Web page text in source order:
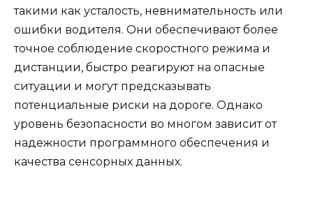
такими как усталость, невнимательность или
ошибки водителя. Они обеспечивают более
точное соблюдение скоростного режима и
дистанции, быстро реагируют на опасные
ситуации и могут предсказывать
потенциальные риски на дороге. Однако
уровень безопасности во многом зависит от
надежности программного обеспечения и
качества сенсорных данных.